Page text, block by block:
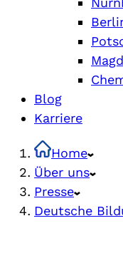
Blog
Karriere
Home
Über uns
Presse
Deutsche